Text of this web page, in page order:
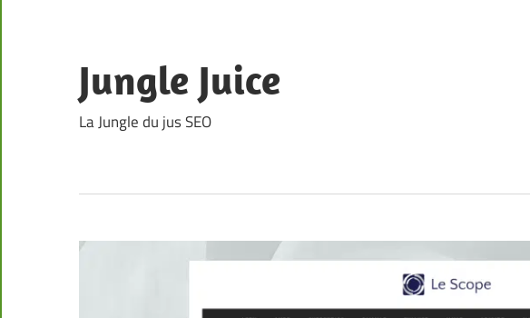
content
Jungle Juice
La Jungle du jus SEO